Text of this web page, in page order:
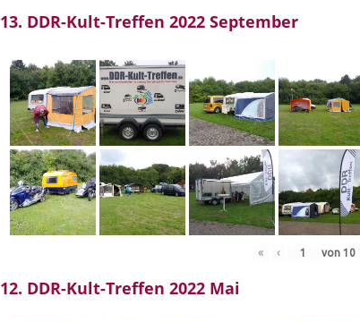
13. DDR-Kult-Treffen 2022 September
« ‹ von10
12. DDR-Kult-Treffen 2022 Mai